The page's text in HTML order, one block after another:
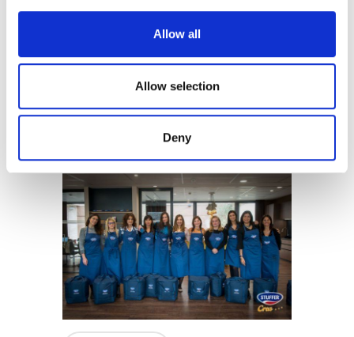
Allow all
Allow selection
Deny
golosa, regalandoci una giornata
davvero unica e dal sapore familiare.
Questo è stato il primo di molti altri
cucina con Stuffer.
Grazie mille a tutte!